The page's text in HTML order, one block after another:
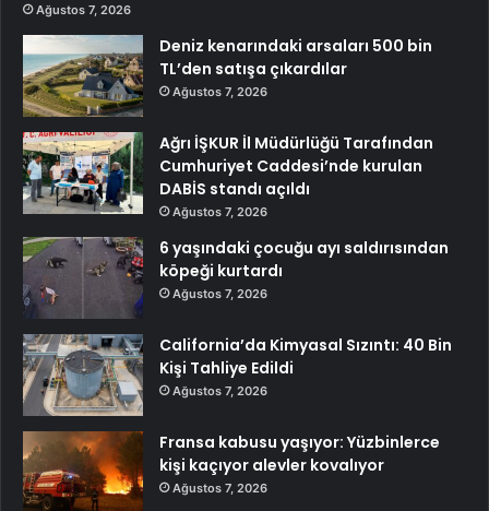
Ağustos 7, 2026
Deniz kenarındaki arsaları 500 bin
TL’den satışa çıkardılar
Ağustos 7, 2026
Ağrı İŞKUR İl Müdürlüğü Tarafından
Cumhuriyet Caddesi’nde kurulan
DABİS standı açıldı
Ağustos 7, 2026
6 yaşındaki çocuğu ayı saldırısından
köpeği kurtardı
Ağustos 7, 2026
California’da Kimyasal Sızıntı: 40 Bin
Kişi Tahliye Edildi
Ağustos 7, 2026
Fransa kabusu yaşıyor: Yüzbinlerce
kişi kaçıyor alevler kovalıyor
Ağustos 7, 2026